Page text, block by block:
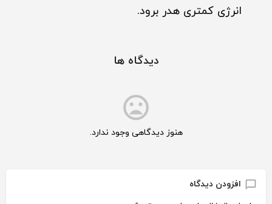
انرژی کمتری هدر برود.
دیدگاه ها
هنوز دیدگاهی وجود ندارد.
افزودن دیدگاه